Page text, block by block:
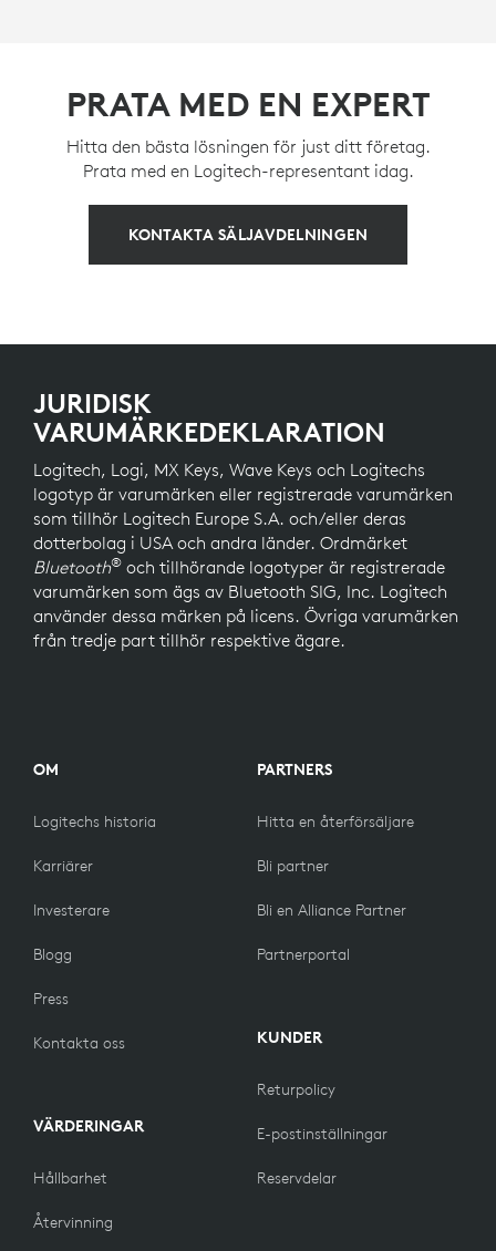
PRATA MED EN EXPERT
Hitta den bästa lösningen för just ditt företag.
Prata med en Logitech-representant idag.
KONTAKTA SÄLJAVDELNINGEN
JURIDISK
VARUMÄRKEDEKLARATION
Logitech, Logi, MX Keys, Wave Keys och Logitechs
logotyp är varumärken eller registrerade varumärken
som tillhör Logitech Europe S.A. och/eller deras
dotterbolag i USA och andra länder. Ordmärket
Bluetooth® och tillhörande logotyper är registrerade
varumärken som ägs av Bluetooth SIG, Inc. Logitech
använder dessa märken på licens. Övriga varumärken
från tredje part tillhör respektive ägare.
OM
Logitechs historia
Karriärer
Investerare
Blogg
Press
Kontakta oss
VÄRDERINGAR
Hållbarhet
Återvinning
PARTNERS
Hitta en återförsäljare
Bli partner
Bli en Alliance Partner
Partnerportal
KUNDER
Returpolicy
E-postinställningar
Reservdelar